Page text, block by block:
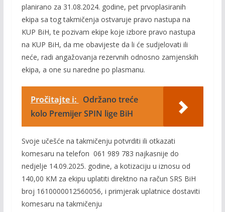
planirano za 31.08.2024. godine, pet prvoplasiranih
ekipa sa tog takmičenja ostvaruje pravo nastupa na
KUP BiH, te pozivam ekipe koje izbore pravo nastupa
na KUP BiH, da me obavijeste da li će sudjelovati ili
neće, radi angažovanja rezervnih odnosno zamjenskih
ekipa, a one su naredne po plasmanu.
Pročitajte i:
Održano treće
kolo Premijer SPIN lige BiH
Svoje učešće na takmičenju potvrditi ili otkazati
komesaru na telefon 061 989 783 najkasnije do
nedjelje 14.09.2025. godine, a kotizaciju u iznosu od
140,00 KM za ekipu uplatiti direktno na račun SRS BiH
broj 1610000012560056, i primjerak uplatnice dostaviti
komesaru na takmičenju